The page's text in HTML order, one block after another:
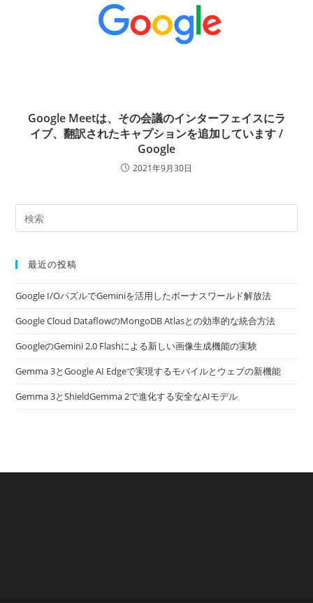
Google Meetは、その会議のインターフェイスにラ
イブ、翻訳されたキャプションを追加しています /
Google
2021年9月30日
最近の投稿
Google I/OパズルでGeminiを活用したボーナスワールド解放法
Google Cloud DataflowのMongoDB Atlasとの効率的な統合方法
GoogleのGemini 2.0 Flashによる新しい画像生成機能の実験
Gemma 3とGoogle AI Edgeで実現するモバイルとウェブの新機能
Gemma 3とShieldGemma 2で進化する安全なAIモデル